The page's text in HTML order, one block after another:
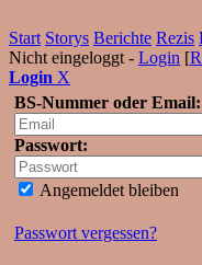
Start Storys Berichte Rezis
Nicht eingeloggt - Login [
Login X
BS-Nummer oder Email:
Passwort:
Angemeldet bleiben
Passwort vergessen?